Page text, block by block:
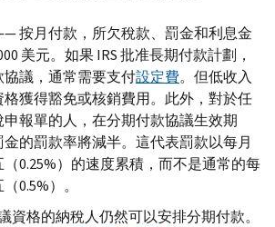
按月付款，所欠稅款、罰金和利息金
美元。如果IRS批准長期付款計劃，
議，通常需要支付設定費。但低收入
獲得豁免或核銷費用。此外，對於任
報單的人，在分期付款協議生效期
的罰款率將減半。這代表罰款以每月
0.25%）的速度累積，而不是通常的每
0.5%）。
資格的納稅人仍然可以安排分期付款。